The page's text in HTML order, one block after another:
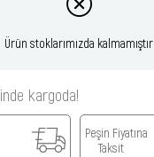
Ürün stoklarımızda kalmamıştır.
kargoda!
Peşin Fiyatına
Taksit